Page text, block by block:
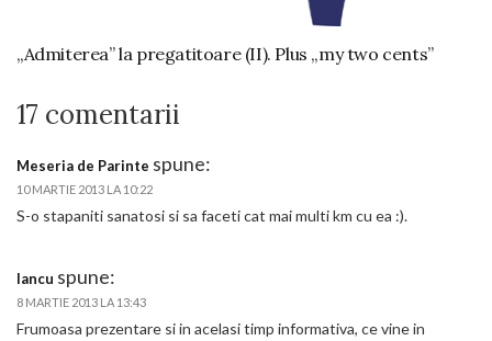
„Admiterea” la pregatitoare (II). Plus „my two cents”
17 comentarii
Meseria de Parinte spune:
10 MARTIE 2013 LA 10:22
S-o stapaniti sanatosi si sa faceti cat mai multi km cu ea :).
Iancu spune:
8 MARTIE 2013 LA 13:43
Frumoasa prezentare si in acelasi timp informativa, ce vine in